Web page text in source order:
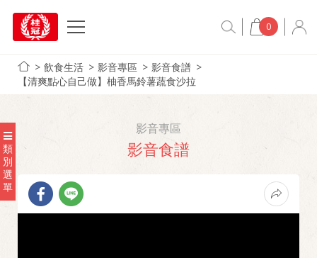
0
飲食生活 影音專區
影音食譜
【清爽點心自己做】柚香馬鈴薯蔬食沙拉
類
別
選
單
影音專區
影音食譜